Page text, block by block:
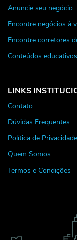
Anuncie seu negócio
Encontre negócios à
Encontre corretores
Conteúdos educativos
LINKS
Contato
Dúvidas Frequentes
Política de Privacidade
Quem Somos
Termos e Condições